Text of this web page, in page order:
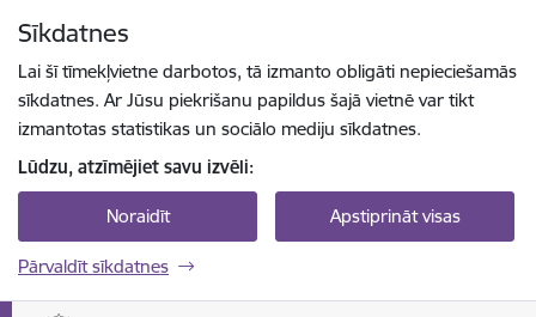
Sīkdatnes
Lai šī tīmekļvietne darbotos, tā izmanto obligāti nepieciešamās
sīkdatnes. Ar Jūsu piekrišanu papildus šajā vietnē var tikt
izmantotas statistikas un sociālo mediju sīkdatnes.
Lūdzu, atzīmējiet savu izvēli:
Noraidīt Apstiprināt visas
Pārvaldīt sīkdatnes